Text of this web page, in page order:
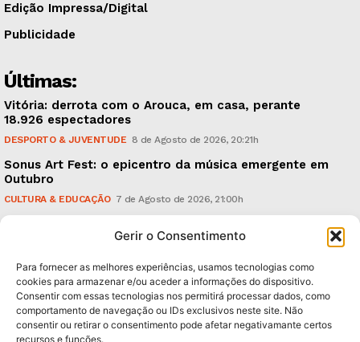
Gerir o Consentimento
Para fornecer as melhores experiências, usamos tecnologias como
cookies para armazenar e/ou aceder a informações do dispositivo.
Consentir com essas tecnologias nos permitirá processar dados, como
comportamento de navegação ou IDs exclusivos neste site. Não
consentir ou retirar o consentimento pode afetar negativamante certos
recursos e funções.
Edição Impressa/Digital
Publicidade
Últimas:
Vitória: derrota com o Arouca, em casa, perante
18.926 espectadores
DESPORTO & JUVENTUDE 8 de Agosto de 2026, 20:21h
Sonus Art Fest: o epicentro da música emergente em
Outubro
CULTURA & EDUCAÇÃO 7 de Agosto de 2026, 21:00h
Subscreva Newsletter: